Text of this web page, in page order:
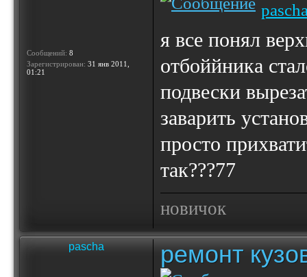
Сообщений: 8
Зарегистрирован: 31 янв 2011,
01:21
я все понял
отбоййника
подвески
заварить
просто
так???77
новичок
pascha ремонт